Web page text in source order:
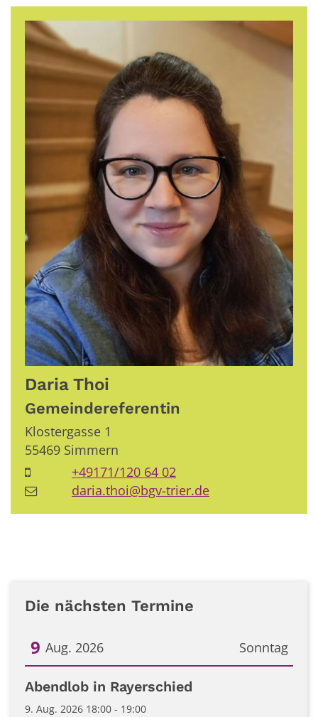
Daria Thoi
Gemeindereferentin
Klostergasse 1
55469 Simmern
+49171/120 64 02
daria.thoi@bgv-trier.de
Die nächsten Termine
Sonntag
9 Aug. 2026
Datum: 9. August 2026
Abendlob in Rayerschied
9. Aug. 2026 18:00 - 19:00